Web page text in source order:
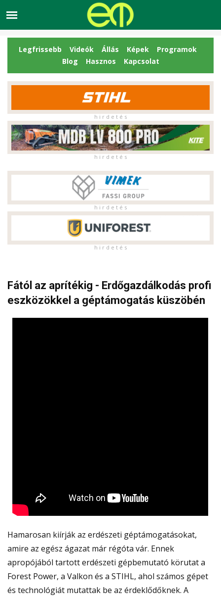
Legfrissebb Videók Állás Képek
Programok
Blog
Hasznos Kapcsolat
h i r d e t é s
h i r d e t é s
h i r d e t é s
h i r d e t é s
Fától az aprítékig - Erdőgazdálkodás profi
eszközökkel a géptámogatás küszöbén
Hamarosan kiírják az erdészeti géptámogatásokat,
amire az egész ágazat már régóta vár. Ennek
apropójából tartott erdészeti gépbemutató körutat a
Forest Power, a Valkon és a STIHL, ahol számos gépet
és technológiát mutattak be az érdeklődőknek. A